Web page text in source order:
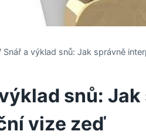
Snář a výklad snů: Jak správně
snů:
vize zeď